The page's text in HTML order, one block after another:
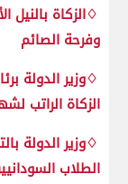
♢الزكاة بالنيل
وفرحة الصائم
♢وزير الدولة
الزكاة الراتب
♢وزير الدولة
الطلاب